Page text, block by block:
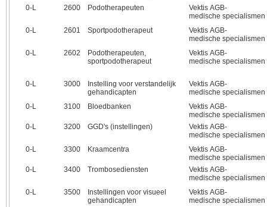
0‑L 2600 Podotherapeuten
Vektis AGB-
medische specialismen
0‑L
2601 Sportpodotherapeut
Vektis AGB-
medische specialismen
0‑L
2602
Podotherapeuten,
sportpodotherapeut
Vektis AGB-
medische specialismen
0‑L 3000
Instelling voor verstandelijk
gehandicapten
Vektis AGB-
medische specialismen
0‑L
3100 Bloedbanken
Vektis AGB-
medische specialismen
0‑L
3200 GGD's (instellingen)
Vektis AGB-
medische specialismen
0‑L
3300 Kraamcentra
Vektis AGB-
medische specialismen
0‑L
3400 Trombosediensten
Vektis AGB-
medische specialismen
0‑L
3500
Instellingen voor visueel
gehandicapten
Vektis AGB-
medische specialismen